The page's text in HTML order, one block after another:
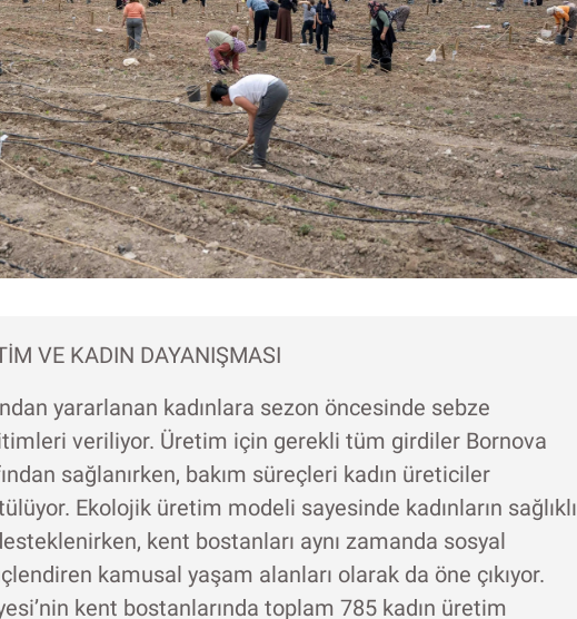
VE KADIN DAYANIŞMASI
yararlanan kadınlara sezon öncesinde sebze
veriliyor. Üretim için gerekli tüm girdiler Bornova
sağlanırken, bakım süreçleri kadın üreticiler
Ekolojik üretim modeli sayesinde kadınların sağlıklı
kent bostanları aynı zamanda sosyal
kamusal yaşam alanları olarak da öne çıkıyor.
kent bostanlarında toplam 785 kadın üretim